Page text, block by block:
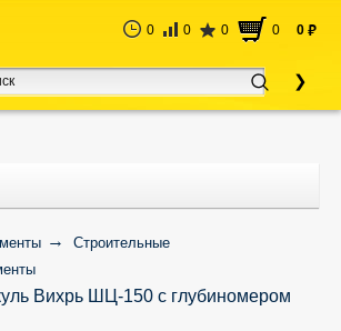
0 0 0 0 0 руб
Строительные
Вихрь ШЦ-150 с глубиномером